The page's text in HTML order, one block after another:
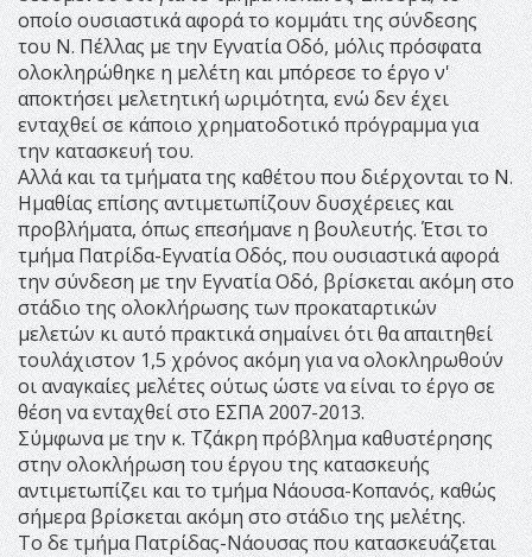
οποίο ουσιαστικά αφορά το κομμάτι της σύνδεσης
του Ν. Πέλλας με την Εγνατία Οδό, μόλις πρόσφατα
ολοκληρώθηκε η μελέτη και μπόρεσε το έργο ν'
αποκτήσει μελετητική ωριμότητα, ενώ δεν έχει
ενταχθεί σε κάποιο χρηματοδοτικό πρόγραμμα για
την κατασκευή του.
Αλλά και τα τμήματα της καθέτου που διέρχονται το Ν.
Ημαθίας επίσης αντιμετωπίζουν δυσχέρειες και
προβλήματα, όπως επεσήμανε η βουλευτής. Έτσι το
τμήμα Πατρίδα-Εγνατία Οδός, που ουσιαστικά αφορά
την σύνδεση με την Εγνατία Οδό, βρίσκεται ακόμη στο
στάδιο της ολοκλήρωσης των προκαταρτικών
μελετών κι αυτό πρακτικά σημαίνει ότι θα απαιτηθεί
τουλάχιστον 1,5 χρόνος ακόμη για να ολοκληρωθούν
οι αναγκαίες μελέτες ούτως ώστε να είναι το έργο σε
θέση να ενταχθεί στο ΕΣΠΑ 2007-2013.
Σύμφωνα με την κ. Τζάκρη πρόβλημα καθυστέρησης
στην ολοκλήρωση του έργου της κατασκευής
αντιμετωπίζει και το τμήμα Νάουσα-Κοπανός, καθώς
σήμερα βρίσκεται ακόμη στο στάδιο της μελέτης.
Το δε τμήμα Πατρίδας-Νάουσας που κατασκευάζεται